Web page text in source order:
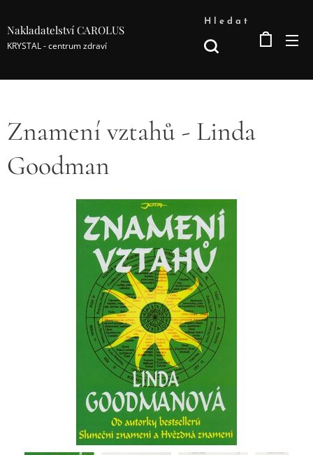
Nakladatelství CAROLUS
KRYSTAL - centrum zdraví
Hledat
Znamení vztahů - Linda
Goodman